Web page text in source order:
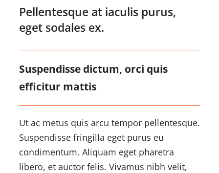
Pellentesque at iaculis purus,
eget sodales ex.
Suspendisse dictum, orci quis
efficitur mattis
Ut ac metus quis arcu tempor pellentesque.
Suspendisse fringilla eget purus eu
condimentum. Aliquam eget pharetra
libero, et auctor felis. Vivamus nibh velit,